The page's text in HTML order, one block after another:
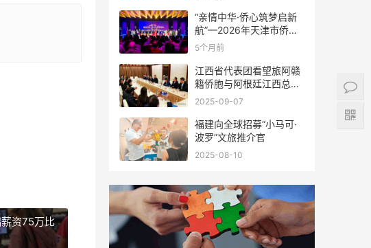
资75万比
结！
“亲情中华·侨心筑梦启新
航”—2026年天津市侨界
新春联谊活动成功举办
5个月前
江西省代表团看望旅阿赣
籍侨胞与阿根廷江西总商
会座谈
2025-09-07
福建向全球招募“小马可·
波罗”文旅推介官
2025-08-10